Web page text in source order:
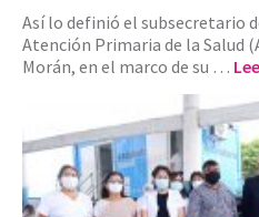
Así lo definió el subsecretario
Atención Primaria de la Salud
Morán, en el marco de su …